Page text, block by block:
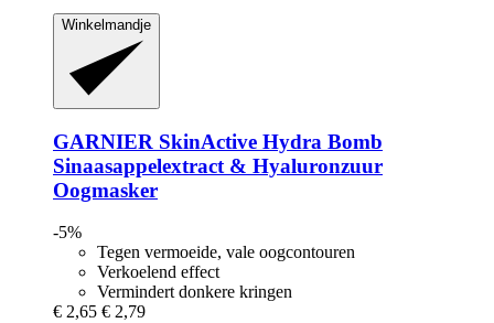
Winkelmandje
GARNIER SkinActive Hydra Bomb
Sinaasappelextract & Hyaluronzuur
Oogmasker
-5%
Tegen vermoeide, vale oogcontouren
Verkoelend effect
Vermindert donkere kringen
€ 2,65 € 2,79